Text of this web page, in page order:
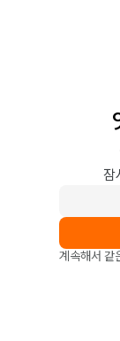
잠
계속해서 같